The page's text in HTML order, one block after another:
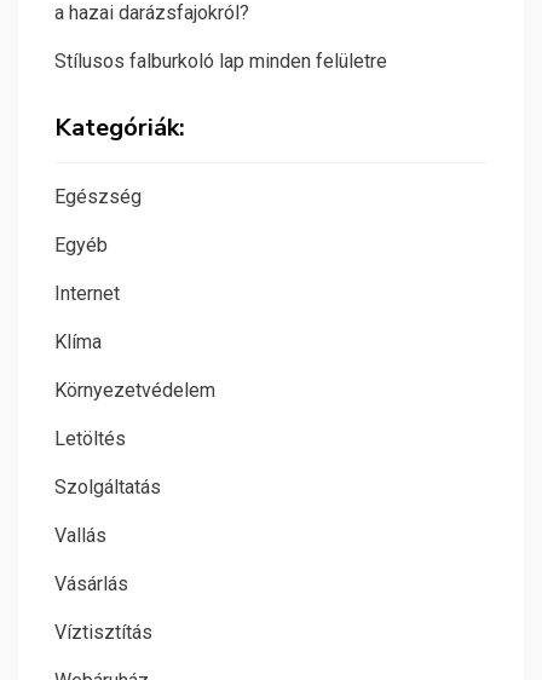
a hazai darázsfajokról?
Stílusos falburkoló lap minden felületre
Kategóriák:
Egészség
Egyéb
Internet
Klíma
Környezetvédelem
Letöltés
Szolgáltatás
Vallás
Vásárlás
Víztisztítás